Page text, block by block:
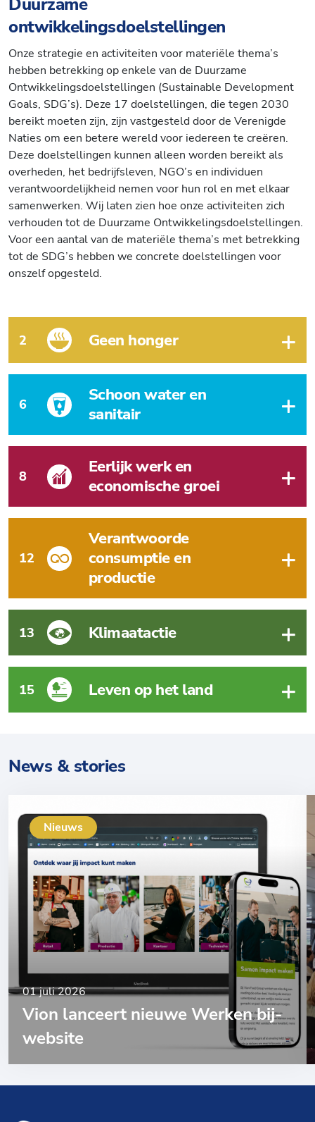
ontwikkelingsdoelstellingen
Onze strategie en activiteiten voor materiële thema’s
hebben betrekking op enkele van de Duurzame
Ontwikkelingsdoelstellingen (Sustainable Development
Goals, SDG’s). Deze 17 doelstellingen, die tegen 2030
bereikt moeten zijn, zijn vastgesteld door de Verenigde
Naties om een betere wereld voor iedereen te creëren.
Deze doelstellingen kunnen alleen worden bereikt als
overheden, het bedrijfsleven, NGO’s en individuen
verantwoordelijkheid nemen voor hun rol en met elkaar
samenwerken. Wij laten zien hoe onze activiteiten zich
verhouden tot de Duurzame Ontwikkelingsdoelstellingen.
Voor een aantal van de materiële thema’s met betrekking
tot de SDG’s hebben we concrete doelstellingen voor
onszelf opgesteld.
2 Geen honger
6
Schoon water en
sanitair
8
Eerlijk werk en
economische groei
12
Verantwoorde
consumptie en
productie
13 Klimaatactie
15 Leven op het land
News & stories
Nieuws
01 juli 2026
Vion lanceert nieuwe Werken bij-
website